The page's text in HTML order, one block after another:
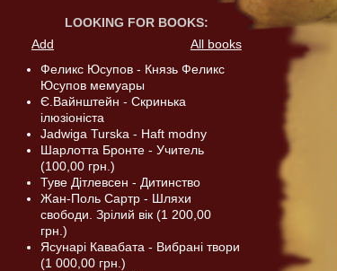
LOOKING FOR BOOKS:
Add
All books
Феликс Юсупов - Князь Феликс
Юсупов мемуары
Є.Вайнштейн - Скринька
ілюзіоніста
Jadwiga Turska - Haft modny
Шарлотта Бронте - Учитель
(100,00 грн.)
Туве Дітлевсен - Дитинство
Жан-Поль Сартр - Шляхи
свободи. Зрілий вік (1 200,00
грн.)
Ясунарі Кавабата - Вибрані твори
(1 000,00 грн.)